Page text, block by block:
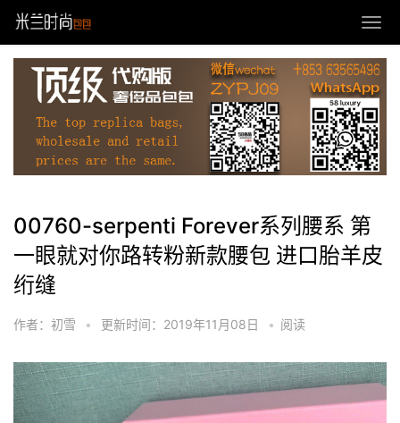
00760-serpenti Forever系列腰系 第
一眼就对你路转粉新款腰包 进口胎羊皮
绗缝
作者：初雪 • 更新时间：2019年11月08日 • 阅读